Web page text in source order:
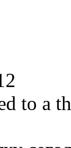
to a